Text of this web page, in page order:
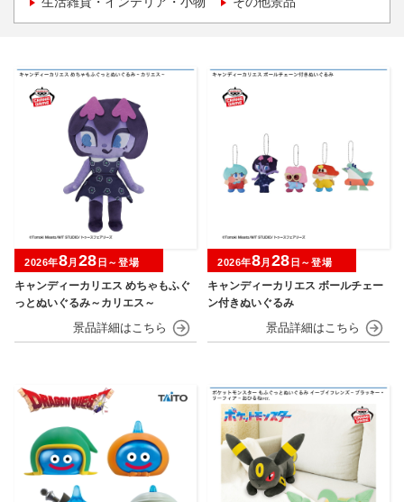
キャンディーカリエス めちゃもふぐ
っとぬいぐるみ～カリエス～
2026年8月 28 日～登場
キャンディーカリエス ボールチェー
ン付きぬいぐるみ
2026年8月 28 日～登場